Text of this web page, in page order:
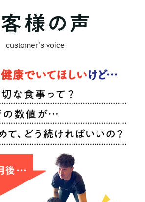
customer’s voice